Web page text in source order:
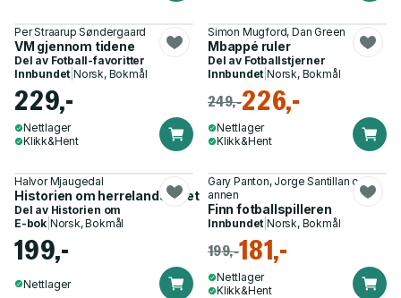
Per Straarup Søndergaard
VM gjennom tidene
Del av Fotball-favoritter
Innbundet |Norsk, Bokmål
229,-
Nettlager
Klikk&Hent
Simon Mugford, Dan Green
Mbappé ruler
Del av Fotballstjerner
Innbundet |Norsk, Bokmål
249,-226,-
Nettlager
Klikk&Hent
Halvor Mjaugedal
Historien om herrelandslaget
Del av Historien om
E-bok Norsk, Bokmål
199,-
Nettlager
Gary Panton, Jorge Santillan og 1
annen
Finn fotballspilleren
Innbundet |Norsk, Bokmål
199,-181,-
Nettlager
Klikk&Hent